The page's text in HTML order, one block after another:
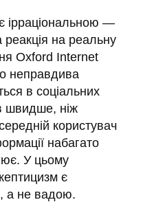
ірраціональною —
на реальну
Oxford Internet
неправдива
в соціальних
швидше, ніж
користувач
набагато
У цьому
є
а не вадою.